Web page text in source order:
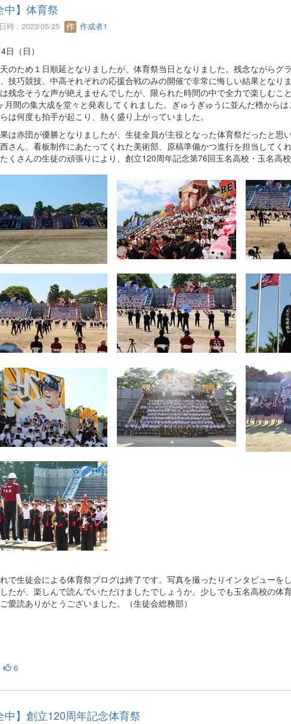
中】体育祭
時 : 2023/05/25 作成者1
日（日）
のため１日順延となりましたが、体育祭当日となりました。残念ながらグ
技巧競技、中高それぞれの応援合戦のみの開催で非常に悔しい結果となり
残念そうな声が絶えませんでしたが、限られた時間の中で全力で楽しむこ
月間の集大成を堂々と発表してくれました。ぎゅうぎゅうに並んだ櫓から
は何度も拍手が起こり、熱く盛り上がっていました。
は赤団が優勝となりましたが、生徒全員が主役となった体育祭だったと思
さん、看板制作にあたってくれた美術部、原稿準備かつ進行を担当してく
くさんの生徒の頑張りにより、創立120周年記念第76回玉名高校・玉名高
で生徒会による体育祭ブログは終了です。写真を撮ったりインタビューを
たが、楽しんで読んでいただけましたでしょうか。少しでも玉名高校の体
愛読ありがとうございました。（生徒会総務部）
6
中】創立120周年記念体育祭